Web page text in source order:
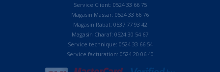
Service Client: 0524 33 66 75
Magasin Massar: 0524 33 66 76
Magasin Rabat: 0537 77 93 42
Magasin Charaf: 0524 30 54 67
Service technique: 0524 33 66 54
Service facturation: 0524 20 06 40